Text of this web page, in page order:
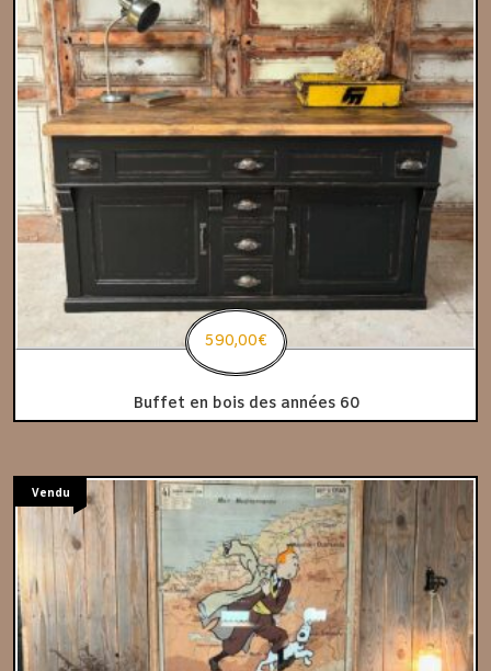
Buffet en bois des années 60
590,00€
Vendu